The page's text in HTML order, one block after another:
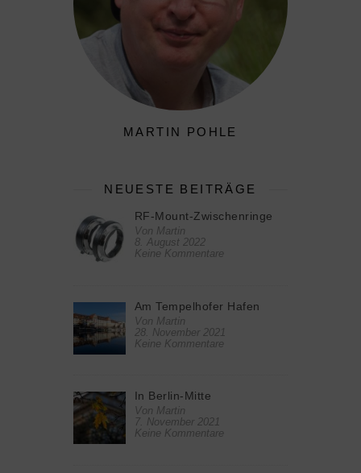
MARTIN POHLE
NEUESTE BEITRÄGE
RF-Mount-Zwischenringe
Von Martin
8. August 2022
Keine Kommentare
Am Tempelhofer Hafen
Von Martin
28. November 2021
Keine Kommentare
In Berlin-Mitte
Von Martin
7. November 2021
Keine Kommentare